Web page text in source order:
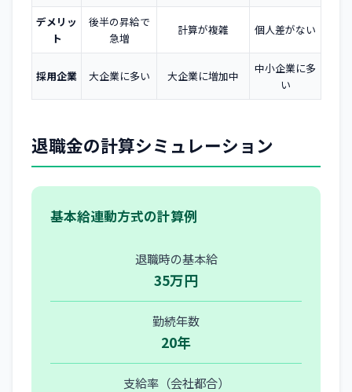
デメリッ
ト
後半の昇給で
急増
計算が複雑 個人差がない
採用企業 大企業に多い 大企業に増加中
中小企業に多
い
退職金の計算シミュレーション
基本給連動方式の計算例
退職時の基本給
35万円
勤続年数
20年
支給率（会社都合）